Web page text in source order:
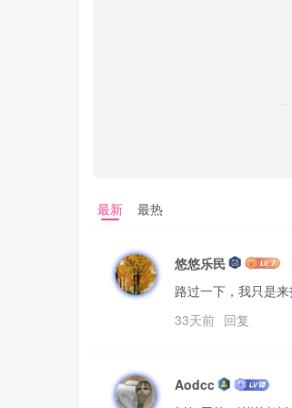
最新 最热
悠悠乐民
路过一下，我只是来
33天前 回复
Aodcc